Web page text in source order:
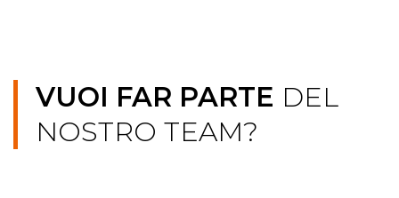
VUOI FAR PARTE DEL
NOSTRO TEAM?